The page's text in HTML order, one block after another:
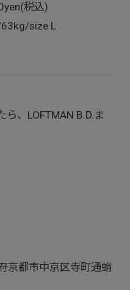
税込)
size L
、LOFTMAN B.D.ま
京都市中京区寺町通蛸